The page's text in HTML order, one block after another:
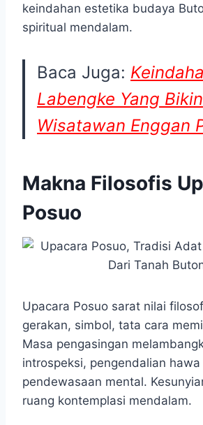
keindahan estetika budaya
spiritual mendalam.
Baca Juga:
Labengke Yang Bikin
Wisatawan Enggan
Makna Filosofis
Posuo
Upacara Posuo sarat nilai
gerakan, simbol, tata cara
Masa pengasingan
introspeksi, pengendalian hawa
pendewasaan mental.
ruang kontemplasi mendalam.